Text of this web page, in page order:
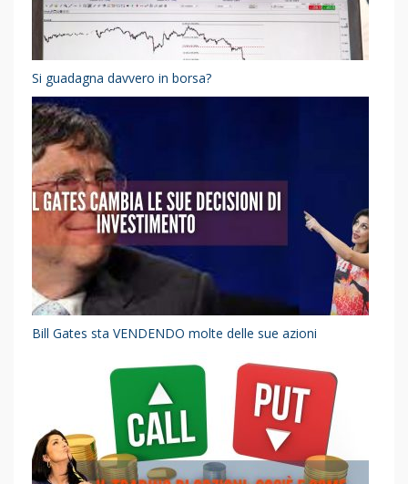
Si guadagna davvero in borsa?
Bill Gates sta VENDENDO molte delle sue azioni